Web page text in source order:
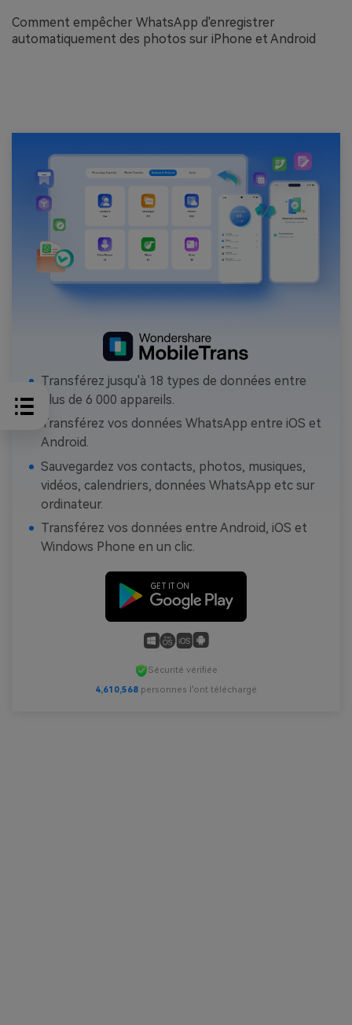
Comment empêcher WhatsApp d'enregistrer
automatiquement des photos sur iPhone et Android
Transférez jusqu'à 18 types de données entre
plus de 6 000 appareils.
Transférez vos données WhatsApp entre iOS et
Android.
Sauvegardez vos contacts, photos, musiques,
vidéos, calendriers, données WhatsApp etc sur
ordinateur.
Transférez vos données entre Android, iOS et
Windows Phone en un clic.
Sécurité vérifiée
4,610,570 personnes l'ont téléchargé